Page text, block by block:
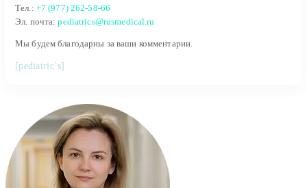
Тел.: +7 (977) 262-58-66
Эл. почта:pediatrics@rusmedical.ru
Мы будем благодарны за ваши комментарии.
[pediatric`s]